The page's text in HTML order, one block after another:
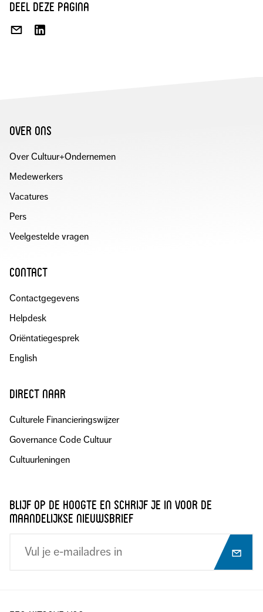
deel deze pagina
DEEL
DEEL
over ons
Over Cultuur+Ondernemen
Medewerkers
Vacatures
Pers
Veelgestelde vragen
contact
Contactgegevens
Helpdesk
Oriëntatiegesprek
English
direct naar
Culturele Financieringswijzer
Governance Code Cultuur
Cultuurleningen
blijf op de hoogte en schrijf je in voor de
maandelijkse nieuwsbrief